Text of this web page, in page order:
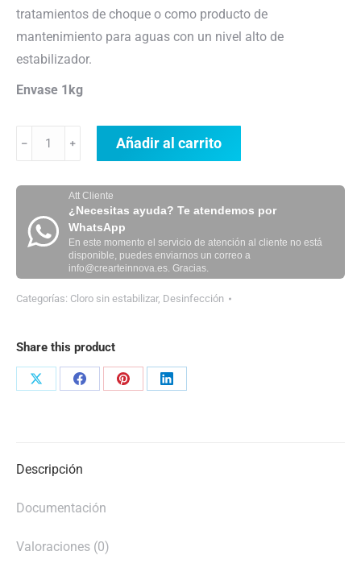
tratamientos de choque o como producto de
mantenimiento para aguas con un nivel alto de
estabilizador.
Envase 1kg
Ritocal
﹣ ﹢ Añadir al carrito
Att Cliente
¿Necesitas ayuda? Te atendemos por
WhatsApp
En este momento el servicio de atención al cliente no está
disponible, puedes enviarnos un correo a
info@crearteinnova.es. Gracias.
Categorías: Cloro sin estabilizar, Desinfección
Share this product
Share
Share
Share
Share
Descripción
Documentación
Valoraciones (0)